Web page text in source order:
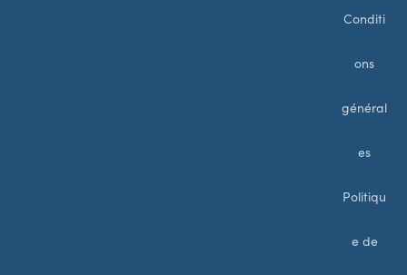
Conditi
ons
général
es
Politiqu
e de